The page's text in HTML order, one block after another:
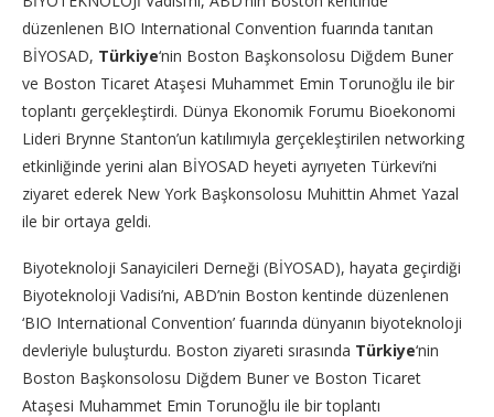
düzenlenen BIO International Convention fuarında tanıtan
BİYOSAD, Türkiye‘nin Boston Başkonsolosu Diğdem Buner
ve Boston Ticaret Ataşesi Muhammet Emin Torunoğlu ile bir
toplantı gerçekleştirdi. Dünya Ekonomik Forumu Bioekonomi
Lideri Brynne Stanton’un katılımıyla gerçekleştirilen networking
etkinliğinde yerini alan BİYOSAD heyeti ayrıyeten Türkevi’ni
ziyaret ederek New York Başkonsolosu Muhittin Ahmet Yazal
ile bir ortaya geldi.
Biyoteknoloji Sanayicileri Derneği (BİYOSAD), hayata geçirdiği
Biyoteknoloji Vadisi’ni, ABD’nin Boston kentinde düzenlenen
‘BIO International Convention’ fuarında dünyanın biyoteknoloji
devleriyle buluşturdu. Boston ziyareti sırasında Türkiye‘nin
Boston Başkonsolosu Diğdem Buner ve Boston Ticaret
Ataşesi Muhammet Emin Torunoğlu ile bir toplantı